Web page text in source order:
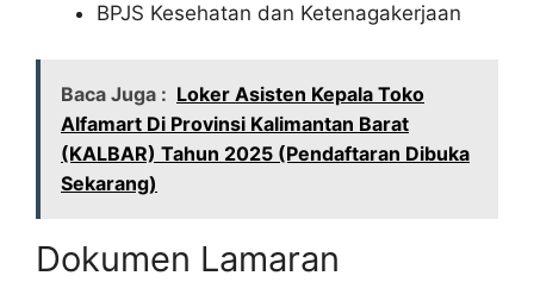
BPJS Kesehatan dan Ketenagakerjaan
Baca Juga : Loker Asisten Kepala Toko
Alfamart Di Provinsi Kalimantan Barat
(KALBAR) Tahun 2025 (Pendaftaran Dibuka
Sekarang)
Dokumen Lamaran